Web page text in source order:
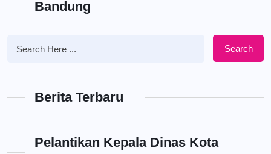
Bandung
Search
Berita Terbaru
Pelantikan Kepala Dinas Kota